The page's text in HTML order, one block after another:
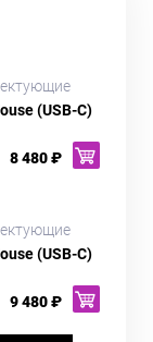
(USB-C)
8 480 ₽
(USB-C)
9 480 ₽